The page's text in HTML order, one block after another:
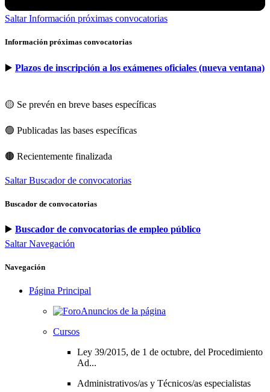
Saltar Información próximas convocatorias
Información próximas convocatorias
▶️ Plazos de inscripción a los exámenes oficiales (nueva ventana)
🟡 Se prevén en breve bases específicas
🟢 Publicadas las bases específicas
🟤 Recientemente finalizada
Saltar Buscador de convocatorias
Buscador de convocatorias
▶️ Buscador de convocatorias de empleo público
Saltar Navegación
Navegación
Página Principal
Anuncios de la página
Cursos
Ley 39/2015, de 1 de octubre, del Procedimiento
Ad...
Administrativos/as y Técnicos/as especialistas